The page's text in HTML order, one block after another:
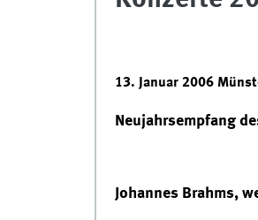
13. Januar 2006
Neujahrsempfang
Johannes Brahms,